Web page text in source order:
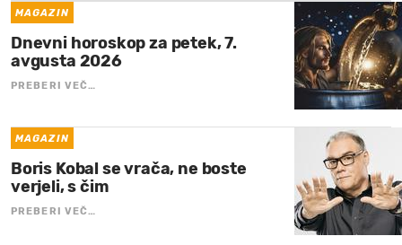
MAGAZIN
Dnevni horoskop za petek, 7.
avgusta 2026
PREBERI VEČ…
MAGAZIN
Boris Kobal se vrača, ne boste
verjeli, s čim
PREBERI VEČ…